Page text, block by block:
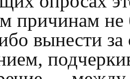
причинам не
вынести за